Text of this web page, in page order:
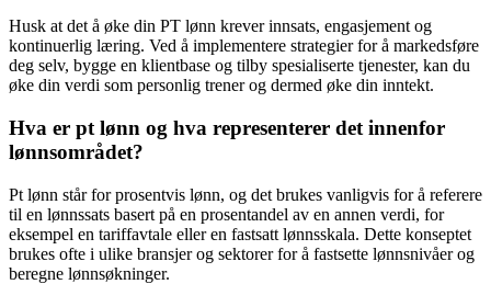
Husk at det å øke din PT lønn krever innsats, engasjement og
kontinuerlig læring. Ved å implementere strategier for å markedsføre
deg selv, bygge en klientbase og tilby spesialiserte tjenester, kan du
øke din verdi som personlig trener og dermed øke din inntekt.
Hva er pt lønn og hva representerer det innenfor
lønnsområdet?
Pt lønn står for prosentvis lønn, og det brukes vanligvis for å referere
til en lønnssats basert på en prosentandel av en annen verdi, for
eksempel en tariffavtale eller en fastsatt lønnsskala. Dette konseptet
brukes ofte i ulike bransjer og sektorer for å fastsette lønnsnivåer og
beregne lønnsøkninger.